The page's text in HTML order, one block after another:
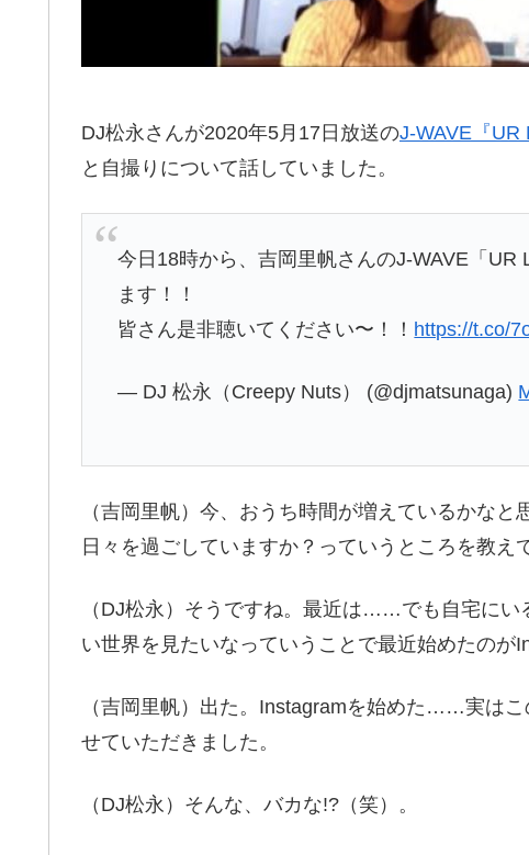
DJ松永さんが2020年5月17日放送のJ-WAVE『UR
と自撮りについて話していました。
今日18時から、吉岡里帆さんのJ-WAVE「
ます！！
皆さん是非聴いてください〜！！ https://t.co/
— DJ 松永（Creepy Nuts） (@djmatsunaga)
（吉岡里帆）今、おうち時間が増えているかな
日々を過ごしていますか？っていうところを教え
（DJ松永）そうですね。最近は……でも自宅に
い世界を見たいなっていうことで最近始めたのが
（吉岡里帆）出た。Instagramを始めた……実は
せていただきました。
（DJ松永）そんな、バカな!?（笑）。